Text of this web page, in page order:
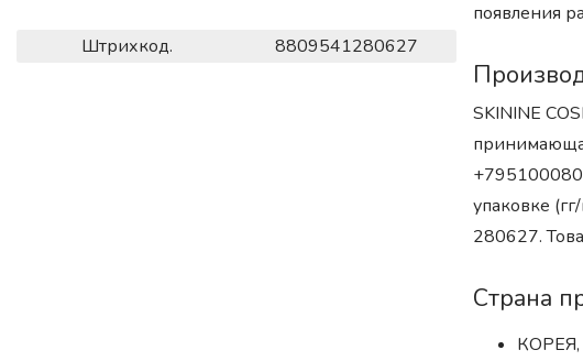
Штрихкод. 8809541280627
появления
SKININE
упаковке
280627.
Страна